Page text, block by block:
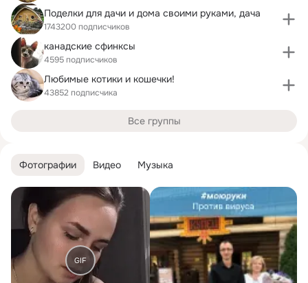
Фотографии Видео Музыка
GIF
Поделки для дачи и дома своими руками, дача
1743200 подписчиков
канадские сфинксы
4595 подписчиков
Любимые котики и кошечки!
43852 подписчика
Все группы